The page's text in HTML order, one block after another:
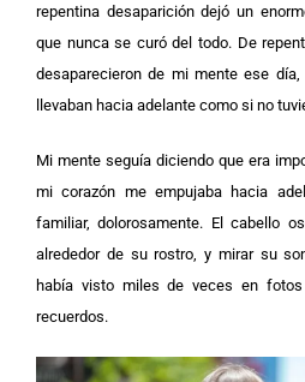
repentina desaparición dejó un
que nunca se curó del todo. De
desaparecieron de mi mente ese
llevaban hacia adelante como si no
Mi mente seguía diciendo que era
mi corazón me empujaba hacia
familiar, dolorosamente. El cabello
alrededor de su rostro, y mirar su
había visto miles de veces en
recuerdos.